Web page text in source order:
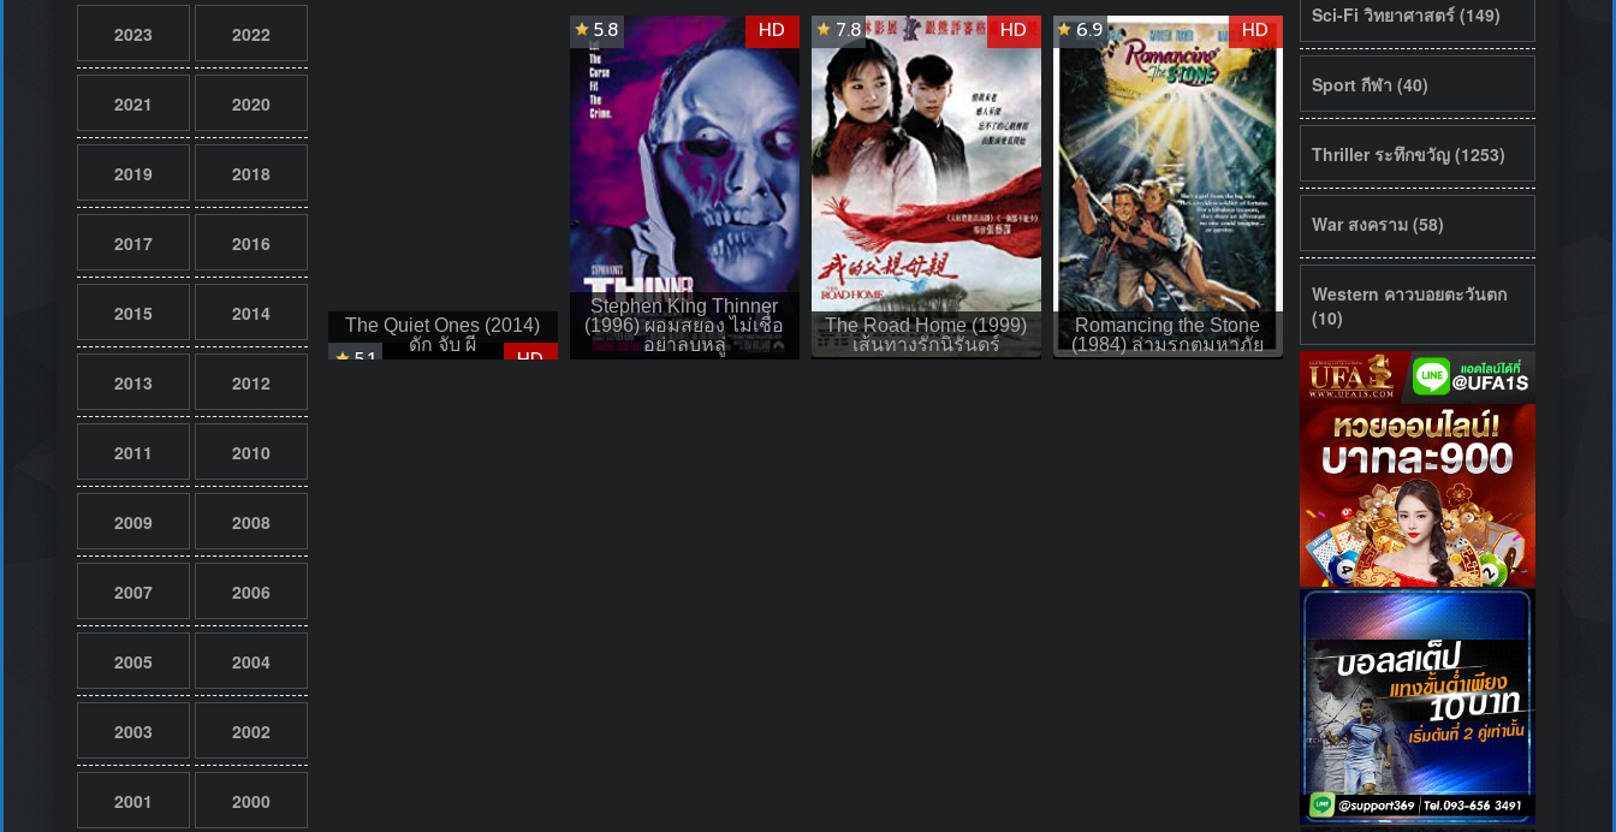
2023 2022
2021 2020
2019 2018
2017 2016
2015 2014
2013 2012
2011 2010
2009 2008
2007 2006
2005 2004
2003 2002
2001 2000
The Quiet Ones (2014)
ดัก จับ ผี
5.1 HD
Stephen King Thinner
(1996) ผอมสยอง ไม่เชื่อ
อย่าลบหลู่
5.8 HD
The Road Home (1999)
เส้นทางรักนิรันดร์
7.8 HD
Romancing the Stone
(1984) ล่ามรกตมหาภัย
6.9 HD
Sci-Fi วิทยาศาสตร์ (149)
Sport กีฬา (40)
Thriller ระทึกขวัญ (1253)
War สงคราม (58)
Western คาวบอยตะวันตก
(10)